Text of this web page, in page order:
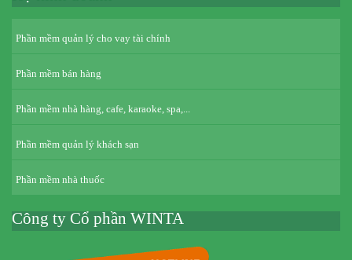
Phần mềm quản lý cho vay tài chính
Phần mềm bán hàng
Phần mềm nhà hàng, cafe, karaoke, spa,...
Phần mềm quản lý khách sạn
Phần mềm nhà thuốc
Công ty Cổ phần WINTA